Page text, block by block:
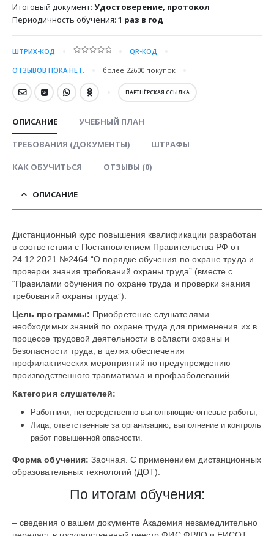
Итоговый документ: Удостоверение, протокол
Периодичность обучения: 1 раз в год
ШТРИХ-КОД QR-КОД
ОТЗЫВОВ ПОКА НЕТ. более 22600 покупок
ПАРТНЁРСКАЯ ССЫЛКА
ОПИСАНИЕ УЧЕБНЫЙ ПЛАН
ТРЕБОВАНИЯ (ДОКУМЕНТЫ) ШТРАФЫ
КАК ОБУЧИТЬСЯ ОТЗЫВЫ (0)
ОПИСАНИЕ
Дистанционный курс повышения квалификации разработан
в соответствии с Постановлением Правительства РФ от
24.12.2021 №2464 “О порядке обучения по охране труда и
проверки знания требований охраны труда” (вместе с
“Правилами обучения по охране труда и проверки знания
требований охраны труда”).
Цель программы: Приобретение слушателями
необходимых знаний по охране труда для применения их в
процессе трудовой деятельности в области охраны и
безопасности труда, в целях обеспечения
профилактических мероприятий по предупреждению
производственного травматизма и профзаболеваний.
Категория слушателей:
Работники, непосредственно выполняющие огневые работы;
Лица, ответственные за организацию, выполнение и контроль
работ повышенной опасности.
Форма обучения: Заочная. С применением дистанционных
образовательных технологий (ДОТ).
По итогам обучения:
– сведения о вашем документе Академия незамедлительно